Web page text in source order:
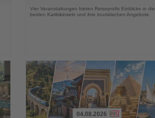
Vier Veranstaltungen bieten Reiseprofis Einblicke in die
beiden Karibikinseln und ihre touristischen Angebote
04.08.2026